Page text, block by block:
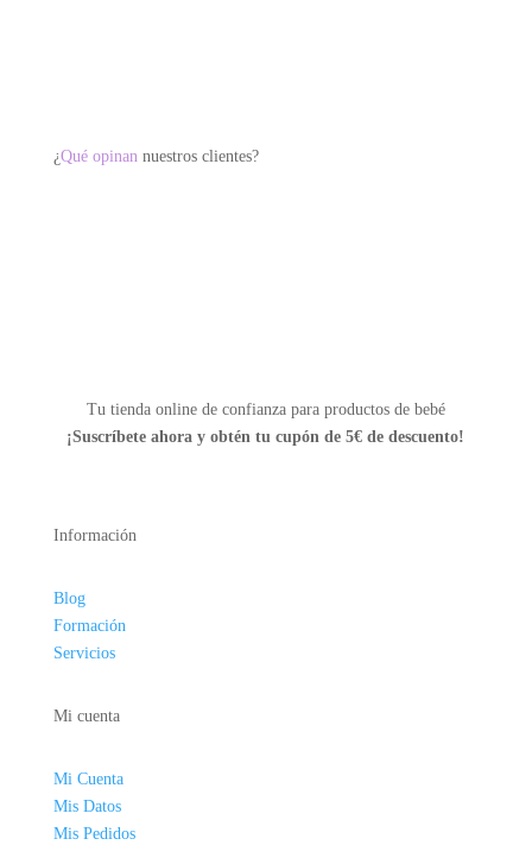
en
¿Qué opinannuestros clientes?
Tu tienda online de confianza para productos de bebé
¡Suscríbete ahora yobtén tu cupón de 5€ de descuento!
Información
Blog
Formación
Servicios
Mi cuenta
Mi Cuenta
Mis Datos
Mis Pedidos